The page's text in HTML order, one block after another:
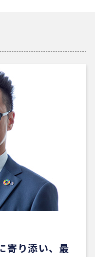
紹介できる不動産
使って物件検索がで
た。
、こちらの希望に
側が売りたい物件
ともありました。
物件を軸に進めや
明確でない人や、
、REDSだけで良
件にはたどり着きに
寄り添い、最